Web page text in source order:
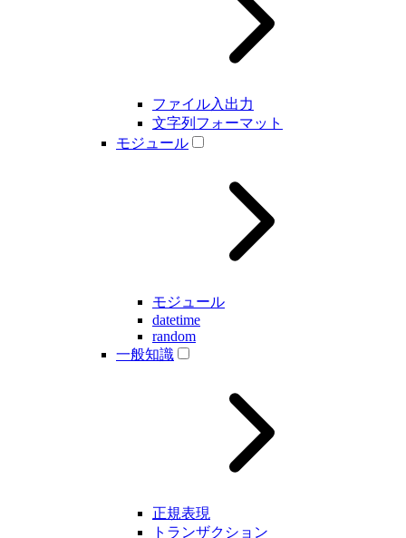
ファイル入出力
文字列フォーマット
モジュール
モジュール
datetime
random
一般知識
正規表現
トランザクション